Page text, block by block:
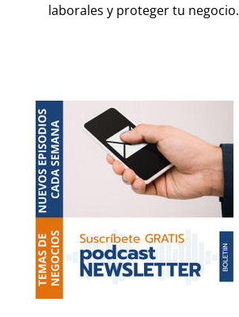
laborales y proteger tu negocio.